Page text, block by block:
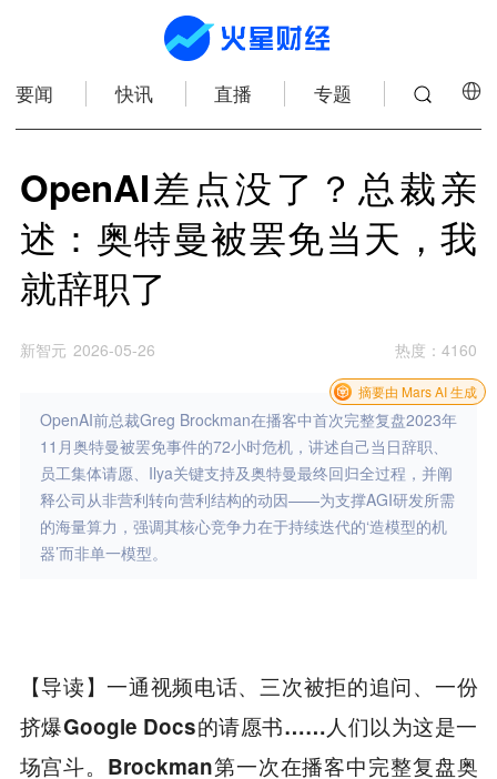
要闻 快讯 直播 专题
OpenAI差点没了？总裁亲
述：奥特曼被罢免当天，我
就辞职了
新智元 2026-05-26 热度 ：4160
OpenAI前总裁Greg Brockman在播客中首次完整复盘2023年
11月奥特曼被罢免事件的72小时危机，讲述自己当日辞职、
员工集体请愿、Ilya关键支持及奥特曼最终回归全过程，并阐
释公司从非营利转向营利结构的动因——为支撑AGI研发所需
的海量算力，强调其核心竞争力在于持续迭代的‘造模型的机
器’而非单一模型。
摘要由 Mars AI 生成
【导读】一通视频电话、三次被拒的追问、一份
挤爆Google Docs的请愿书……人们以为这是一
场宫斗。Brockman第一次在播客中完整复盘奥